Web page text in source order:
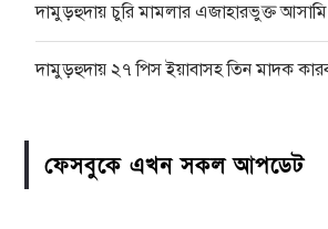
দামুড়হুদায় চুরি মামলার এজাহারভুক্ত আসামি
দামুড়হুদায় ২৭ পিস ইয়াবাসহ তিন মাদক
ফেসবুকে এখন সকল আপডেট